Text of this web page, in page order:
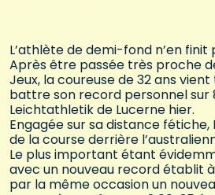
L’athlète de demi-fond n’en
Après être passée très proche
Jeux, la coureuse de 32 ans
battre son record personnel sur
Leichtathletik de Lucerne hier.
Engagée sur sa distance
de la course derrière
Le plus important étant
avec un nouveau record établit à
par la même occasion un